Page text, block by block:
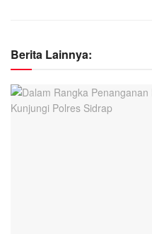
Berita Lainnya: